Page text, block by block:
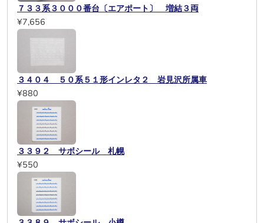
７３３系３０００番台〔エアポート〕 増結３両
¥7,656
３４０４ ５０系５１形インレタ２ 岩見沢所属車
¥880
３３９２ サボシール 札幌
¥550